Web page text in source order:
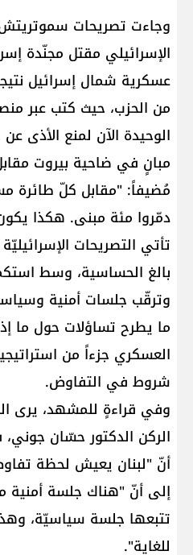
وجاءت تصريحات
الإسرائيلي مقتل مجنّدة
عسكرية شمال إسرائيل
من الحزب، حيث كتب عبر
مبانٍ في ضاحية بيروت
مُضيفاً: "مقابل كلّ طائرة
دمّروا مئة مبنى. هكذا يكون
تأتي التصريحات
بالغ الحساسية، وسط
وترقّب جلسات أمنية
ما يطرح تساؤلات حول ما
العسكري جزءاً من
شروط في التفاوض.
وفي قراءةٍ للمشهد، يرى
أنّ "لبنان يعيش لحظة
تتبعها جلسة سياسيّة،
للغاية".